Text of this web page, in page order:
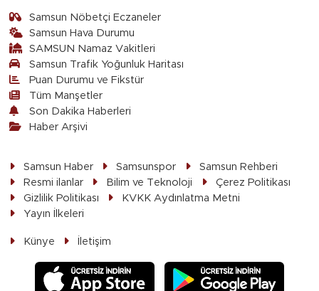
Samsun Nöbetçi Eczaneler
Samsun Hava Durumu
SAMSUN Namaz Vakitleri
Samsun Trafik Yoğunluk Haritası
Puan Durumu ve Fikstür
Tüm Manşetler
Son Dakika Haberleri
Haber Arşivi
Samsun Haber Samsunspor
Samsun Rehberi
Resmi ilanlar
Bilim ve Teknoloji
Çerez Politikası
Gizlilik Politikası
KVKK Aydınlatma Metni
Yayın İlkeleri
Künye İletişim